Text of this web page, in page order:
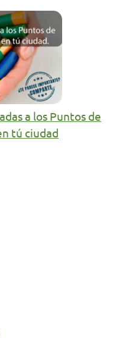
a los Puntos de
tú ciudad